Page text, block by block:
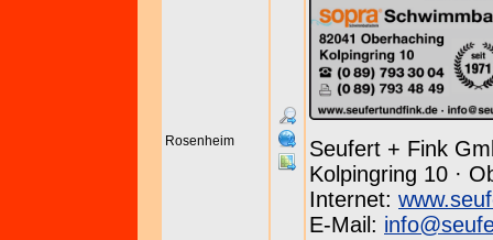
Rosenheim
Seufert + Fink
Kolpingring 10 ·
Internet:
E-Mail: